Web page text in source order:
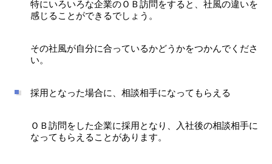
特にいろいろな企業のＯＢ訪問をすると、社風の違いを
感じることができるでしょう。
その社風が自分に合っているかどうかをつかんでくださ
い。
採用となった場合に、相談相手になってもらえる
ＯＢ訪問をした企業に採用となり、入社後の相談相手に
なってもらえることがあります。